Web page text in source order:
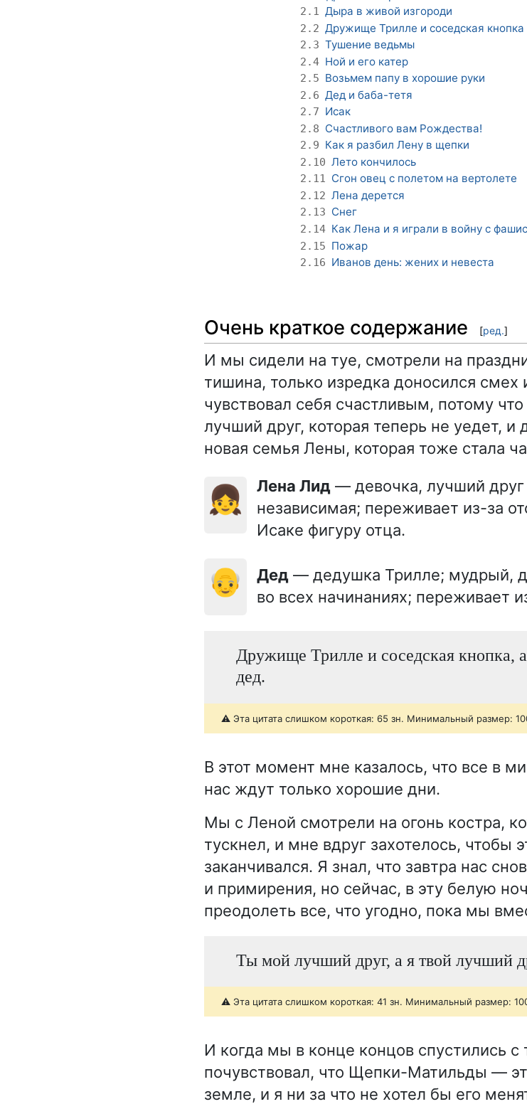
2.1 Дыра в живой изгороди
2.2 Дружище Трилле и соседская кнопка
2.3 Тушение ведьмы
2.4 Ной и его катер
2.5 Возьмем папу в хорошие руки
2.6 Дед и баба-тетя
2.7 Исак
2.8 Счастливого вам Рождества!
2.9 Как я разбил Лену в щепки
2.10 Лето кончилось
2.11 Сгон овец с полетом на вертолете
2.12 Лена дерется
2.13 Снег
2.14 Как Лена и я играли в войну с
2.15 Пожар
2.16 Иванов день: жених и невеста
Очень краткое содержание [ред.]
И мы сидели на туе, смотрели на
тишина, только изредка доносился смех
чувствовал себя счастливым, потому
лучший друг, которая теперь не уедет,
новая семья Лены, которая тоже стала
👧 Лена Лид — девочка, лучший
независимая; переживает из-за
Исаке фигуру отца.
👴 Дед — дедушка Трилле; мудрый,
во всех начинаниях; переживает
Дружище Трилле и соседская кнопка,
дед.
⚠️ Эта цитата слишком короткая: 65 зн. Минимальный размер:
В этот момент мне казалось, что все в
нас ждут только хорошие дни.
Мы с Леной смотрели на огонь костра,
тускнел, и мне вдруг захотелось, чтобы
заканчивался. Я знал, что завтра нас
и примирения, но сейчас, в эту белую
преодолеть все, что угодно, пока мы
Ты мой лучший друг, а я твой лучший
⚠️ Эта цитата слишком короткая: 41 зн. Минимальный размер:
И когда мы в конце концов спустились
почувствовал, что Щепки-Матильды —
земле, и я ни за что не хотел бы его